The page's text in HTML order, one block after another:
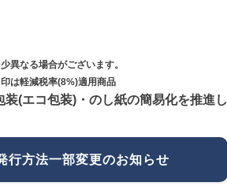
異なる場合がございます。
は軽減税率(8%)適用商品
(エコ包装)・のし紙の簡易化を推進し
行方法一部変更のお知らせ